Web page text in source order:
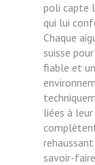
poli capte
qui lui
Chaque
suisse
fiable et
liées à
savoir-